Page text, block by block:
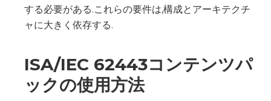
する必要がある.これらの要件は,構成とアーキテクチ
ャに大きく依存する.
ISA/IEC 62443コンテンツパ
ックの使用方法